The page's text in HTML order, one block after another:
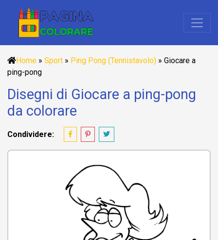
Home » Sport » Ping Pong (Tennistavolo) » Giocare a
ping-pong
Disegni di Giocare a ping-pong
da colorare
Condividere: